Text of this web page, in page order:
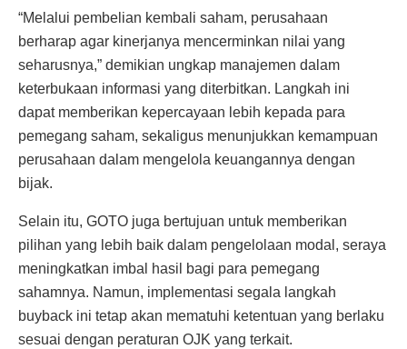
“Melalui pembelian kembali saham, perusahaan
berharap agar kinerjanya mencerminkan nilai yang
seharusnya,” demikian ungkap manajemen dalam
keterbukaan informasi yang diterbitkan. Langkah ini
dapat memberikan kepercayaan lebih kepada para
pemegang saham, sekaligus menunjukkan kemampuan
perusahaan dalam mengelola keuangannya dengan
bijak.
Selain itu, GOTO juga bertujuan untuk memberikan
pilihan yang lebih baik dalam pengelolaan modal, seraya
meningkatkan imbal hasil bagi para pemegang
sahamnya. Namun, implementasi segala langkah
buyback ini tetap akan mematuhi ketentuan yang berlaku
sesuai dengan peraturan OJK yang terkait.